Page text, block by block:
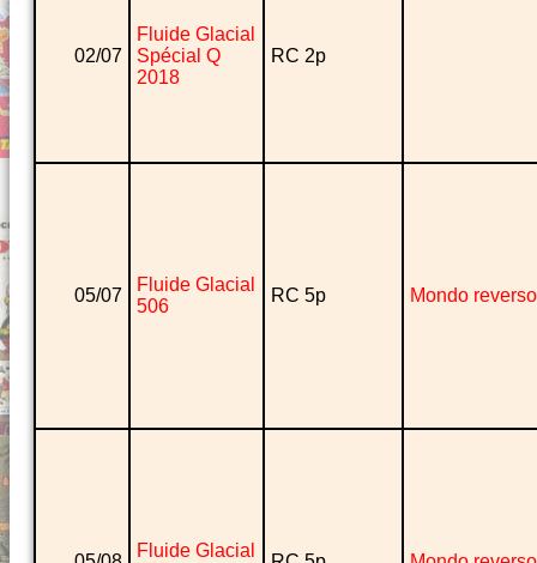
02/07
Fluide Glacial
Spécial Q
2018
RC 2p
05/07
Fluide Glacial
506
RC 5p Mondo reverso
Fluide Glacial